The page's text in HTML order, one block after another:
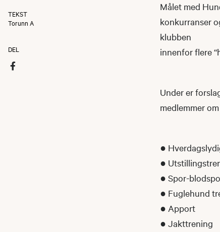
TEKST
Torunn A
DEL
Målet med
konkurranser
klubben
innenfor flere
Under er
medlemmer
●
●
● Spor-
● Fuglehund
● Apport
● Jakttrening